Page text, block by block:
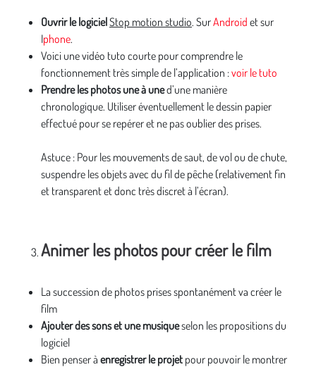
Ouvrir le logicielStop motion studio. SurAndroid et sur
Iphone.
Voici une vidéo tuto courte pour comprendre le
fonctionnement très simple de l’application :voir le tuto
Prendre les photos une à uned’une manière
chronologique. Utiliser éventuellement le dessin papier
effectué pour se repérer et ne pas oublier des prises.
Astuce : Pour les mouvements de saut, de vol ou de chute,
suspendre les objets avec du fil de pêche (relativement fin
et transparent et donc très discret à l’écran).
Animer les photos pour créer le film
La succession de photos prises spontanément va créer le
film
Ajouter des sons et une musiqueselon les propositions du
logiciel
Bien penser à enregistrer le projet pour pouvoir le montrer